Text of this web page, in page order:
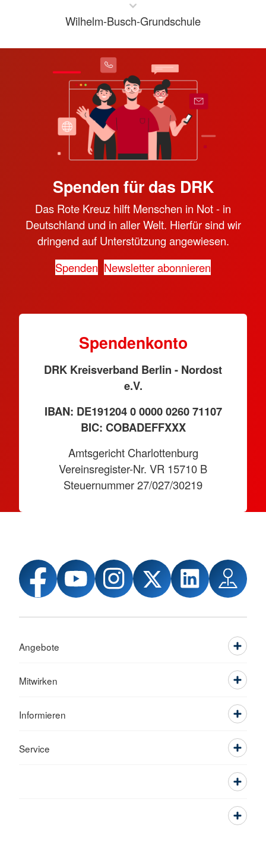
Wilhelm-Busch-Grundschule
Spenden für das DRK
Das Rote Kreuz hilft Menschen in Not - in
Deutschland und in aller Welt. Hierfür sind wir
dringend auf Unterstützung angewiesen.
Spenden Newsletter abonnieren
Spendenkonto
DRK Kreisverband Berlin - Nordost
e.V.
IBAN: DE191204 0 0000 0260 71107
BIC: COBADEFFXXX
Amtsgericht Charlottenburg
Vereinsregister-Nr. VR 15710 B
Steuernummer 27/027/30219
Angebote
Mitwirken
Informieren
Service